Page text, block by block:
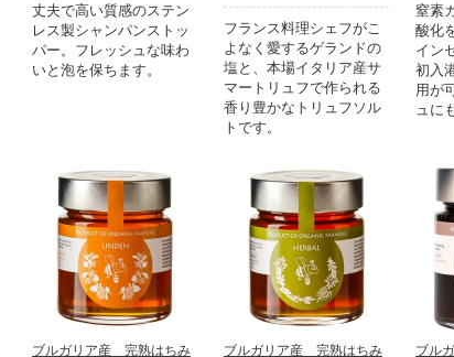
丈夫で高い質感のステン
レス製シャンパンストッ
パー。フレッシュな味わ
いと泡を保ちます。
フランス料理シェフがこ
よなく愛するゲランドの
塩と、本場イタリア産サ
マートリュフで作られる
香り豊かなトリュフソル
トです。
窒素
酸化
イン
初入
用が
ュに
ブルガリア産 完熟はちみ
ブルガリア産 完熟はちみ
ブル